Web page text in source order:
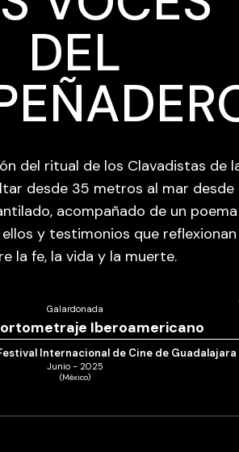
DEL
del ritual de los Clavadistas de
desde 35 metros al mar desde
acompañado de un poema
y testimonios que reflexionan
la fe, la vida y la muerte.
Galardonada
Iberoamericano
Internacional de Cine de Guadalajara
Junio - 2025
(México)